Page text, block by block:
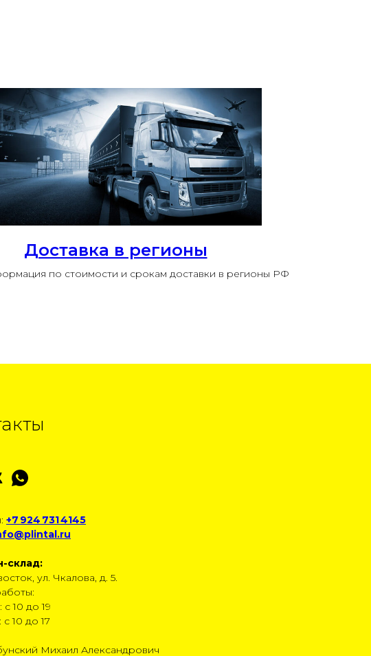
Доставка в регионы
по стоимости и срокам доставки в регионы РФ
+7 924 731 4145
склад:
ул. Чкалова, д. 5.
10 до 19
10 до 17
Михаил Александрович